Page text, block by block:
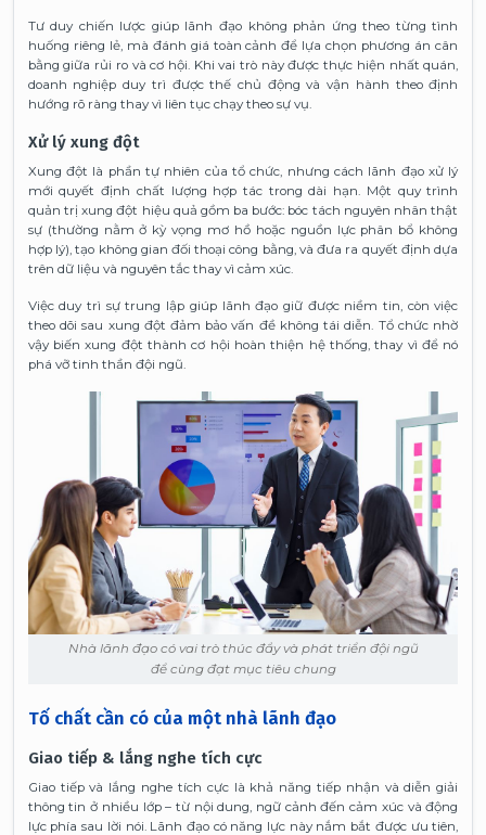
Tư duy chiến lược giúp lãnh đạo không phản ứng theo từng tình
huống riêng lẻ, mà đánh giá toàn cảnh để lựa chọn phương án cân
bằng giữa rủi ro và cơ hội. Khi vai trò này được thực hiện nhất quán,
doanh nghiệp duy trì được thế chủ động và vận hành theo định
hướng rõ ràng thay vì liên tục chạy theo sự vụ.
Xử lý xung đột
Xung đột là phần tự nhiên của tổ chức, nhưng cách lãnh đạo xử lý
mới quyết định chất lượng hợp tác trong dài hạn. Một quy trình
quản trị xung đột hiệu quả gồm ba bước: bóc tách nguyên nhân thật
sự (thường nằm ở kỳ vọng mơ hồ hoặc nguồn lực phân bổ không
hợp lý), tạo không gian đối thoại công bằng, và đưa ra quyết định dựa
trên dữ liệu và nguyên tắc thay vì cảm xúc.
Việc duy trì sự trung lập giúp lãnh đạo giữ được niềm tin, còn việc
theo dõi sau xung đột đảm bảo vấn đề không tái diễn. Tổ chức nhờ
vậy biến xung đột thành cơ hội hoàn thiện hệ thống, thay vì để nó
phá vỡ tinh thần đội ngũ.
Nhà lãnh đạo có vai trò thúc đẩy và phát triển đội ngũ
để cùng đạt mục tiêu chung
Tố chất cần có của một nhà lãnh đạo
Giao tiếp & lắng nghe tích cực
Giao tiếp và lắng nghe tích cực là khả năng tiếp nhận và diễn giải
thông tin ở nhiều lớp – từ nội dung, ngữ cảnh đến cảm xúc và động
lực phía sau lời nói. Lãnh đạo có năng lực này nắm bắt được ưu tiên,